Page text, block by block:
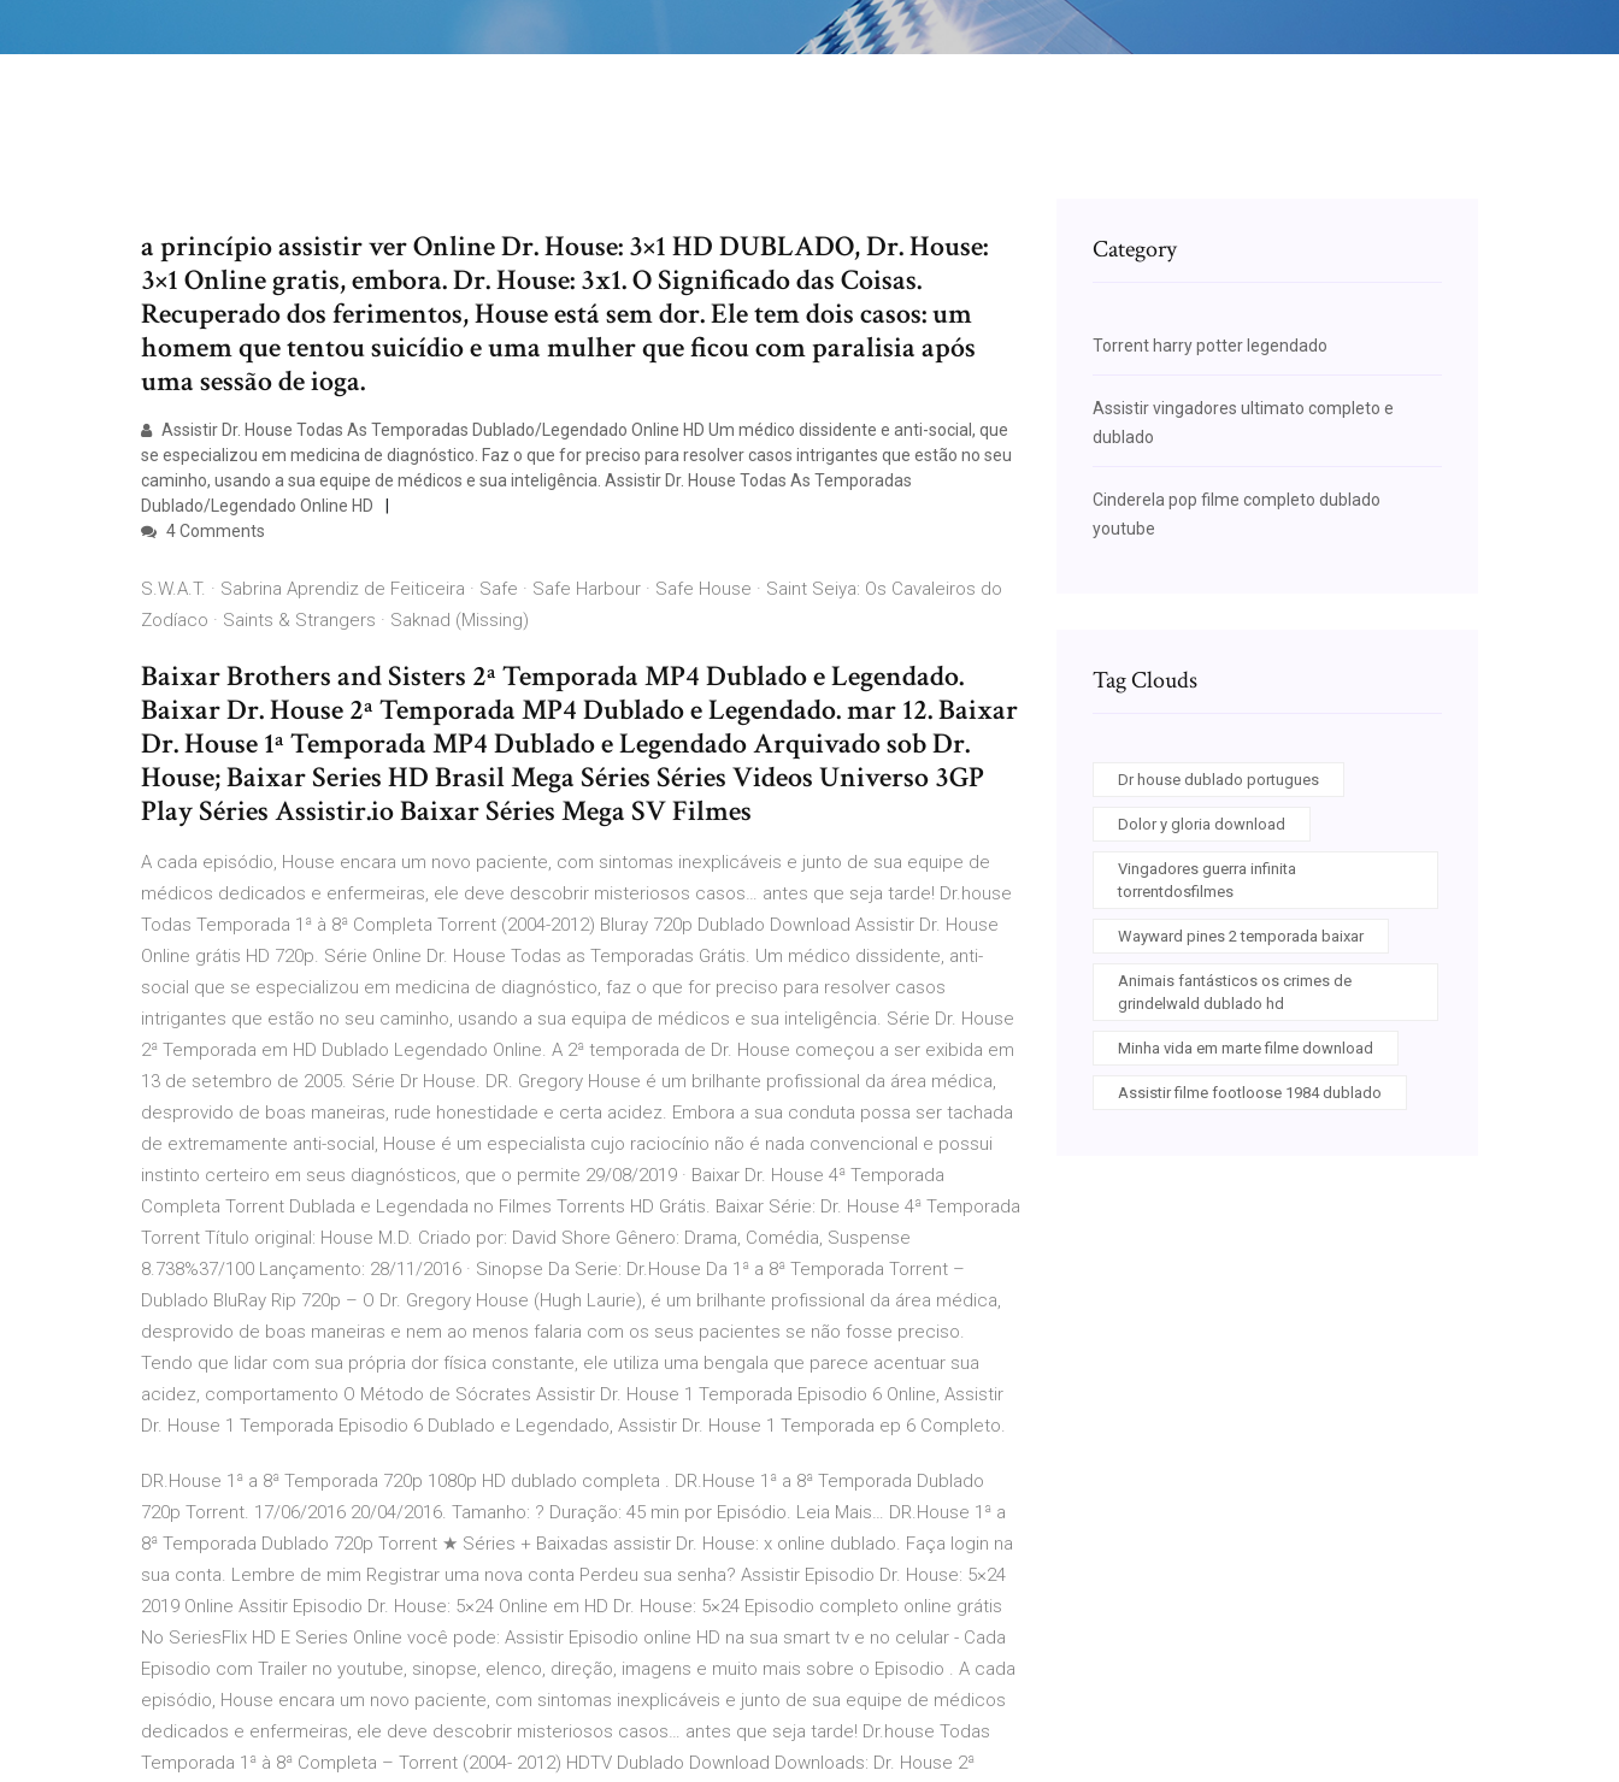
a princípio assistir ver Online Dr. House: 3×1 HD DUBLADO, Dr. House:
3×1 Online gratis, embora. Dr. House: 3x1. O Significado das Coisas.
Recuperado dos ferimentos, House está sem dor. Ele tem dois casos: um
homem que tentou suicídio e uma mulher que ficou com paralisia após
uma sessão de ioga.
Assistir Dr. House Todas As Temporadas Dublado/Legendado Online HD Um médico dissidente e anti-social, que
se especializou em medicina de diagnóstico. Faz o que for preciso para resolver casos intrigantes que estão no seu
caminho, usando a sua equipe de médicos e sua inteligência. Assistir Dr. House Todas As Temporadas
Dublado/Legendado Online HD
4 Comments
S.W.A.T. · Sabrina Aprendiz de Feiticeira · Safe · Safe Harbour · Safe House · Saint Seiya: Os Cavaleiros do
Zodíaco · Saints & Strangers · Saknad (Missing)
Baixar Brothers and Sisters 2ª Temporada MP4 Dublado e Legendado.
Baixar Dr. House 2ª Temporada MP4 Dublado e Legendado. mar 12. Baixar
Dr. House 1ª Temporada MP4 Dublado e Legendado Arquivado sob Dr.
House; Baixar Series HD Brasil Mega Séries Séries Videos Universo 3GP
Play Séries Assistir.io Baixar Séries Mega SV Filmes
A cada episódio, House encara um novo paciente, com sintomas inexplicáveis e junto de sua equipe de
médicos dedicados e enfermeiras, ele deve descobrir misteriosos casos… antes que seja tarde! Dr.house
Todas Temporada 1ª à 8ª Completa Torrent (2004-2012) Bluray 720p Dublado Download Assistir Dr. House
Online grátis HD 720p. Série Online Dr. House Todas as Temporadas Grátis. Um médico dissidente, anti-
social que se especializou em medicina de diagnóstico, faz o que for preciso para resolver casos
intrigantes que estão no seu caminho, usando a sua equipa de médicos e sua inteligência. Série Dr. House
2ª Temporada em HD Dublado Legendado Online. A 2ª temporada de Dr. House começou a ser exibida em
13 de setembro de 2005. Série Dr House. DR. Gregory House é um brilhante profissional da área médica,
desprovido de boas maneiras, rude honestidade e certa acidez. Embora a sua conduta possa ser tachada
de extremamente anti-social, House é um especialista cujo raciocínio não é nada convencional e possui
instinto certeiro em seus diagnósticos, que o permite 29/08/2019 · Baixar Dr. House 4ª Temporada
Completa Torrent Dublada e Legendada no Filmes Torrents HD Grátis. Baixar Série: Dr. House 4ª Temporada
Torrent Título original: House M.D. Criado por: David Shore Gênero: Drama, Comédia, Suspense
8.738%37/100 Lançamento: 28/11/2016 · Sinopse Da Serie: Dr.House Da 1ª a 8ª Temporada Torrent –
Dublado BluRay Rip 720p – O Dr. Gregory House (Hugh Laurie), é um brilhante profissional da área médica,
desprovido de boas maneiras e nem ao menos falaria com os seus pacientes se não fosse preciso.
Tendo que lidar com sua própria dor física constante, ele utiliza uma bengala que parece acentuar sua
acidez, comportamento O Método de Sócrates Assistir Dr. House 1 Temporada Episodio 6 Online, Assistir
Dr. House 1 Temporada Episodio 6 Dublado e Legendado, Assistir Dr. House 1 Temporada ep 6 Completo.
DR.House 1ª a 8ª Temporada 720p 1080p HD dublado completa . DR.House 1ª a 8ª Temporada Dublado
720p Torrent. 17/06/2016 20/04/2016. Tamanho: ? Duração: 45 min por Episódio. Leia Mais… DR.House 1ª a
8ª Temporada Dublado 720p Torrent ★ Séries + Baixadas assistir Dr. House: x online dublado. Faça login na
sua conta. Lembre de mim Registrar uma nova conta Perdeu sua senha? Assistir Episodio Dr. House: 5×24
2019 Online Assitir Episodio Dr. House: 5×24 Online em HD Dr. House: 5×24 Episodio completo online grátis
No SeriesFlix HD E Series Online você pode: Assistir Episodio online HD na sua smart tv e no celular - Cada
Episodio com Trailer no youtube, sinopse, elenco, direção, imagens e muito mais sobre o Episodio . A cada
episódio, House encara um novo paciente, com sintomas inexplicáveis e junto de sua equipe de médicos
dedicados e enfermeiras, ele deve descobrir misteriosos casos… antes que seja tarde! Dr.house Todas
Temporada 1ª à 8ª Completa – Torrent (2004- 2012) HDTV Dublado Download Downloads: Dr. House 2ª
Category
Torrent harry potter legendado
Assistir vingadores ultimato completo e
dublado
Cinderela pop filme completo dublado
youtube
Tag Clouds
Dr house dublado portugues
Dolor y gloria download
Vingadores guerra infinita
torrentdosfilmes
Wayward pines 2 temporada baixar
Animais fantásticos os crimes de
grindelwald dublado hd
Minha vida em marte filme download
Assistir filme footloose 1984 dublado